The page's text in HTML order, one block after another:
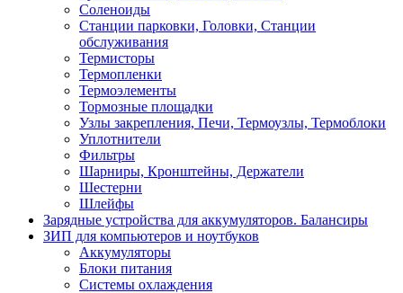
Соленоиды
Станции парковки, Головки, Станции
обслуживания
Термисторы
Термопленки
Термоэлементы
Тормозные площадки
Узлы закрепления, Печи, Термоузлы, Термоблоки
Уплотнители
Фильтры
Шарниры, Кронштейны, Держатели
Шестерни
Шлейфы
Зарядные устройства для аккумуляторов. Балансиры
ЗИП для компьютеров и ноутбуков
Аккумуляторы
Блоки питания
Системы охлаждения